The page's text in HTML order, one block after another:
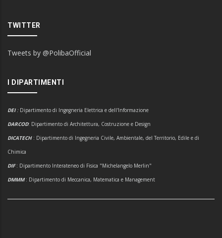
TWITTER
Tweets by @PolibaOfficial
I DIPARTIMENTI
DEI : Dipartimento di Ingegneria Elettrica e dell'Informazione
DARCOD: Dipartimento di Architettura, Costruzione e Design
DICATECH : Dipartimento di Ingegneria Civile, Ambientale, del Territorio, Edile e di
Chimica
DIF: Dipartimento Interateneo di Fisica "Michelangelo Merlin"
DMMM: Dipartimento di Meccanica, Matematica e Management